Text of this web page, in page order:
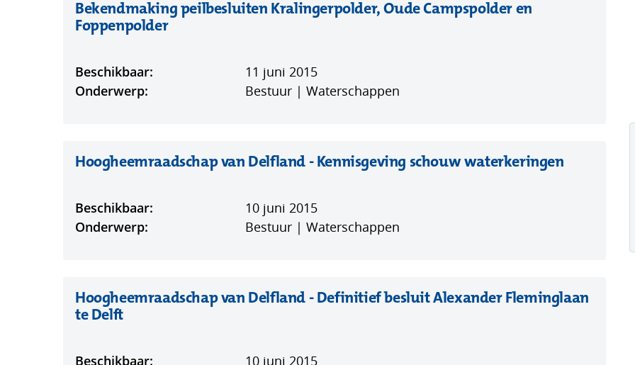
Bekendmaking peilbesluiten Kralingerpolder, Oude Campspolder en
Foppenpolder(opent
Beschikbaar:
11 juni 2015
Onderwerp:
Bestuur | Waterschappen
Hoogheemraadschap van Delfland - Kennisgeving schouw waterkeringen(opent
Beschikbaar:
10 juni 2015
Onderwerp:
Bestuur | Waterschappen
Hoogheemraadschap van Delfland - Definitief besluit Alexander Fleminglaan
te Delft(opent
Beschikbaar:
10 juni 2015